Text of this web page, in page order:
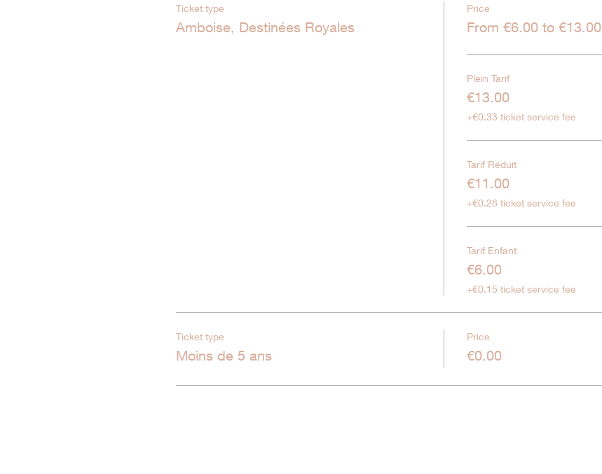
Ticket type
Amboise, Destinées Royales
Price
From €6.00 to €13.00
Plein Tarif
€13.00
+€0.33 ticket service fee
Tarif Réduit
€11.00
+€0.28 ticket service fee
Tarif Enfant
€6.00
+€0.15 ticket service fee
Ticket type
Moins de 5 ans
Price
€0.00